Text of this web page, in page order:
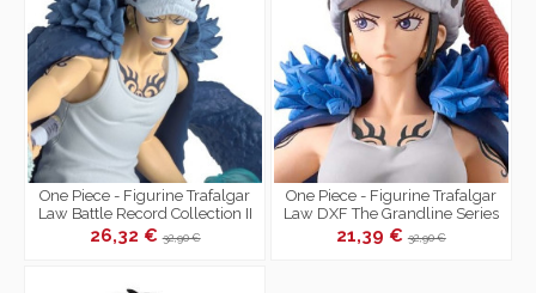
One Piece - Figurine Trafalgar
Law Battle Record Collection II
26,32 €32,90 €
One Piece - Figurine Trafalgar
Law DXF The Grandline Series
Extra Change Ver.
21,39 €32,90 €